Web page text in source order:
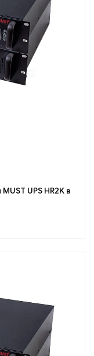
UPS HR2K в